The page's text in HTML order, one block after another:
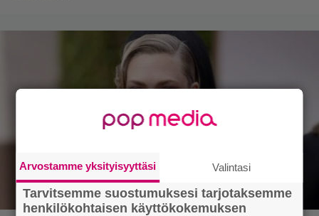
Arvostamme yksityisyyttäsi Valintasi
Tarvitsemme suostumuksesi tarjotaksemme
henkilökohtaisen käyttökokemuksen